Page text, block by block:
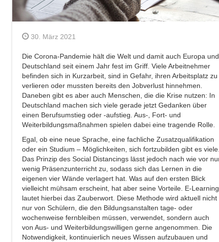
30. März 2021
Die Corona-Pandemie hält die Welt und damit auch Europa und
Deutschland seit einem Jahr fest im Griff. Viele Arbeitnehmer
befinden sich in Kurzarbeit, sind in Gefahr, ihren Arbeitsplatz zu
verlieren oder mussten bereits den Jobverlust hinnehmen.
Daneben gibt es aber auch Menschen, die die Krise nutzen: In
Deutschland machen sich viele gerade jetzt Gedanken über
einen Berufsumstieg oder -aufstieg. Aus-, Fort- und
Weiterbildungsmaßnahmen spielen dabei eine tragende Rolle.
Egal, ob eine neue Sprache, eine fachliche Zusatzqualifikation
oder ein Studium – Möglichkeiten, sich fortzubilden gibt es
Das Prinzip des Social Distancings lässt jedoch nach wie vor
wenig Präsenzunterricht zu, sodass sich das Lernen in die
eigenen vier Wände verlagert hat. Was auf den ersten Blick
vielleicht mühsam erscheint, hat aber seine Vorteile. E-Learning
lautet hierbei das Zauberwort. Diese Methode wird aktuell nicht
nur von Schülern, die den Bildungsanstalten tage- oder
wochenweise fernbleiben müssen, verwendet, sondern auch
von Aus- und Weiterbildungswilligen gerne angenommen. Die
Notwendigkeit, kontinuierlich neues Wissen aufzubauen und